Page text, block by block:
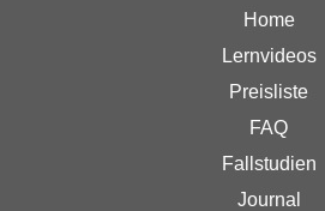
Home
Lernvideos
Preisliste
FAQ
Fallstudien
Journal